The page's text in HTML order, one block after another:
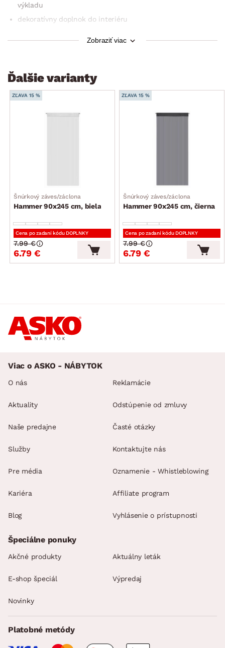
výkladu
dekoratívny doplnok do interiéru
v prípade potreby je možné ľahko zastrihnúť a skrátiť na
požadovanú veľkosť
typ montáže: tunel – v hornom leme je tunel, ktorý možno
Zobraziť viac
Ďalšie varianty
ZĽAVA 15 %
Šnúrkový záves/záclona
Hammer 90x245 cm, biela
Cena po zadaní kódu DOPLNKY
6.79 €
7.99 €
ZĽAVA 15 %
Šnúrkový záves/záclona
Hammer 90x245 cm, čierna
Cena po zadaní kódu DOPLNKY
6.79 €
7.99 €
Viac o ASKO - NÁBYTOK
O nás
Aktuality
Naše predajne
Služby
Pre média
Kariéra
Blog
Reklamácie
Odstúpenie od zmluvy
Časté otázky
Kontaktujte nás
Oznamenie - Whistleblowing
Affiliate program
Vyhlásenie o prístupnosti
Špeciálne ponuky
Akčné produkty Aktuálny leták
E-shop špeciál Výpredaj
Novinky
Platobné metódy